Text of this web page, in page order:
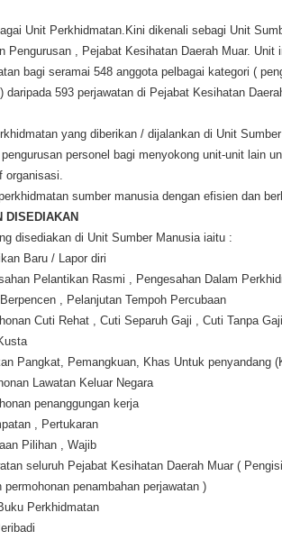
Unit Perkhidmatan.Kini dikenali sebagi Unit
Pengurusan , Pejabat Kesihatan Daerah Muar. Unit
bagi seramai 548 anggota pelbagai kategori (
daripada 593 perjawatan di Pejabat Kesihatan
yang diberikan / dijalankan di Unit
personel bagi menyokong unit-unit lain
organisasi.
sumber manusia dengan efisien dan
DISEDIAKAN
disediakan di Unit Sumber Manusia iaitu :
Baru / Lapor diri
Pelantikan Rasmi , Pengesahan Dalam
, Pelanjutan Tempoh Percubaan
Cuti Rehat , Cuti Separuh Gaji , Cuti Tanpa
Pangkat, Pemangkuan, Khas Untuk penyandang
Lawatan Keluar Negara
penanggungan kerja
, Pertukaran
Pilihan , Wajib
seluruh Pejabat Kesihatan Daerah Muar (
permohonan penambahan perjawatan )
Perkhidmatan